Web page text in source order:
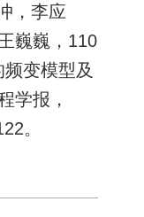
，李应
巍巍，110
变模型及
学报，
。